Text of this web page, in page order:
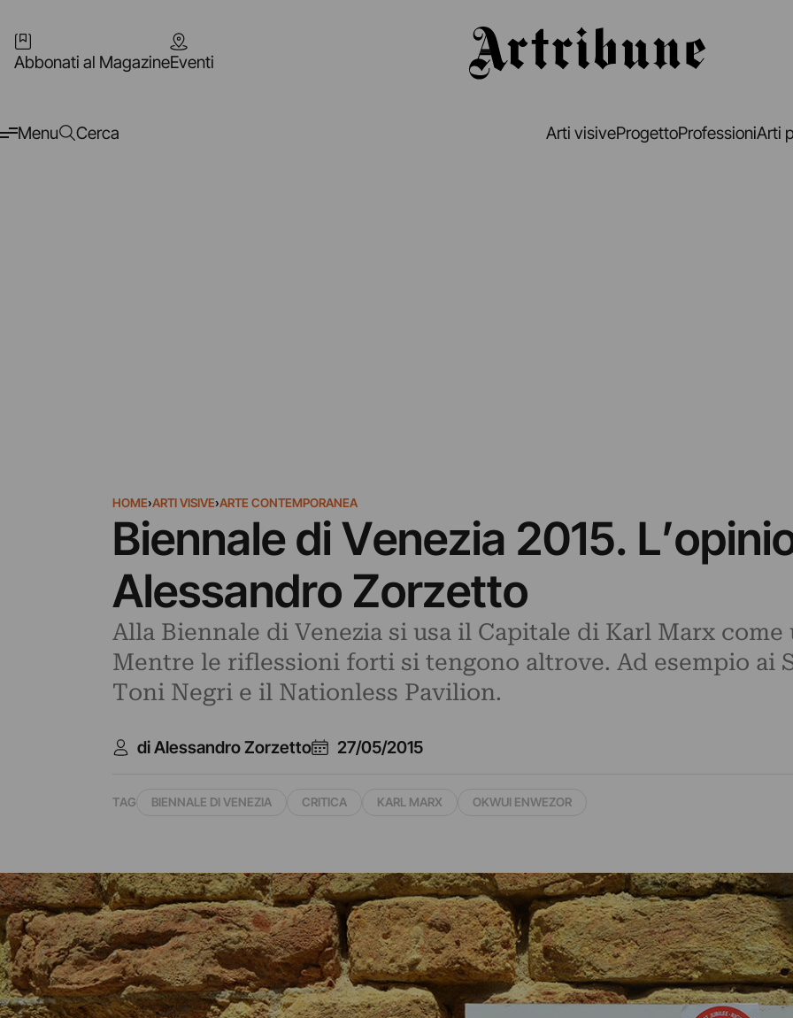
Abbonati al MagazineEventi
Menu Cerca Arti visiveProgettoProfessioniArti
HOME›ARTI VISIVE›ARTE CONTEMPORANEA
Biennale di Venezia 2015.
Alessandro Zorzetto
Alla Biennale di Venezia si usa il Capitale di Karl Marx
Mentre le riflessioni forti si tengono altrove. Ad esempio ai
Toni Negri e il Nationless Pavilion.
di Alessandro Zorzetto 27/05/2015
TAG BIENNALE DI VENEZIA CRITICA KARL MARX OKWUI ENWEZOR